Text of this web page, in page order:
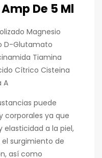
De 5 Ml
Magnesio
D-Glutamato
Tiamina
Cítrico Cisteina
A
puede
corporales ya que
a la piel,
surgimiento de
así como